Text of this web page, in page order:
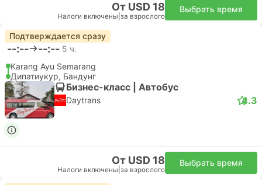
От USD 18
Налоги включены за взрослого
Выбрать время
Подтверждается сразу
--:-- --:-- 5 ч.
Karang Ayu Semarang
Дипатиукур, Бандунг
Бизнес-класс | Автобус
Daytrans 4.3
От USD 18
Налоги включены за взрослого
Выбрать время